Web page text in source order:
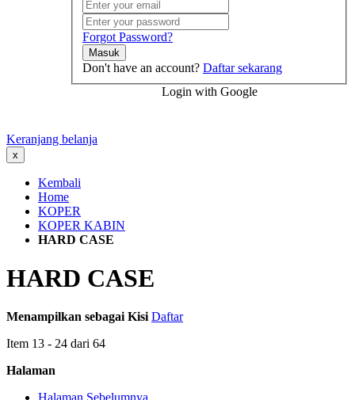
Forgot Password?
Masuk
Don't have an account? Daftar sekarang
Login with Google
Keranjang belanja
x
Kembali
Home
KOPER
KOPER KABIN
HARD CASE
HARD CASE
Menampilkan sebagai Kisi Daftar
Item 13 - 24 dari 64
Halaman